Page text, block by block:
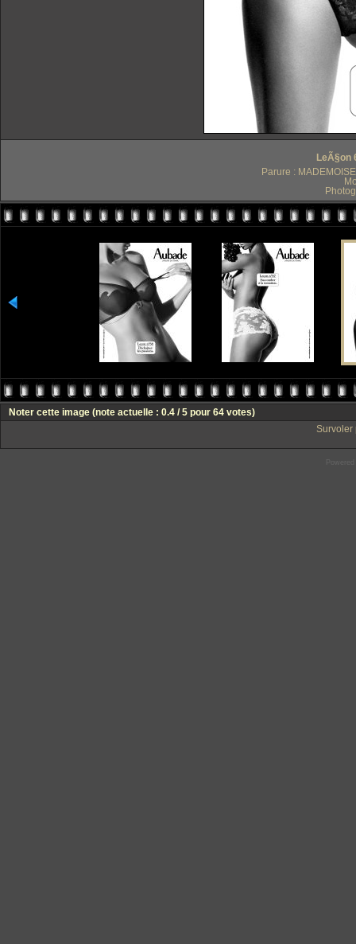
LeÃ§on
Parure :
Noter cette image (note actuelle : 0.4 / 5 pour 64 votes)
Survoler